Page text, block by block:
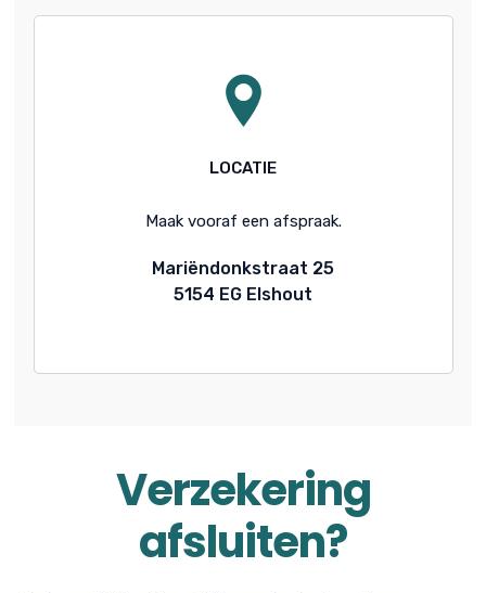
LOCATIE
Maak vooraf een afspraak.
Mariëndonkstraat 25
5154 EG Elshout
Verzekering
afsluiten?